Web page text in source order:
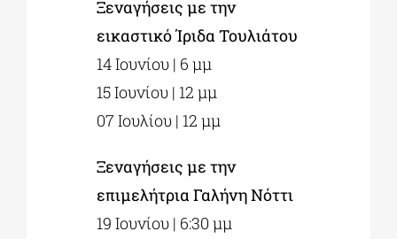
Ξεναγήσεις με την
εικαστικό Ίριδα Τουλιάτου
14 Ιουνίου | 6 μμ
15 Ιουνίου | 12 μμ
07 Ιουλίου | 12 μμ
Ξεναγήσεις με την
επιμελήτρια Γαλήνη Νόττι
19 Ιουνίου | 6:30 μμ